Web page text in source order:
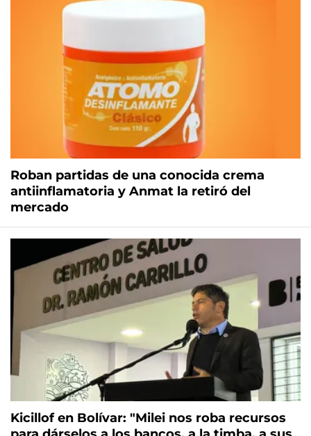
Roban partidas de una conocida crema
antiinflamatoria y Anmat la retiró del
mercado
Kicillof en Bolívar: "Milei nos roba recursos